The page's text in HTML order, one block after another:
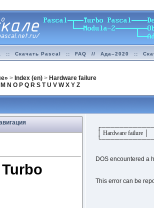
:: Скачать Pascal :: FAQ // Ада–2020 ::
> Index (en)> Hardware failure
M N O P Q R S T U V W X Y Z
│ Hardware failure │
DOS encountered a
This error can be